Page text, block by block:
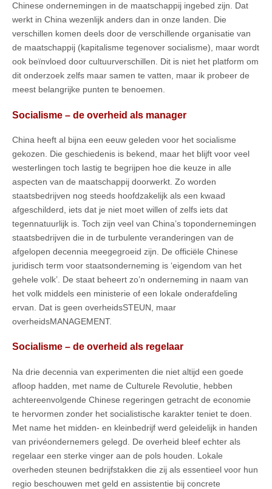
Chinese ondernemingen in de maatschappij ingebed zijn. Dat
werkt in China wezenlijk anders dan in onze landen. Die
verschillen komen deels door de verschillende organisatie van
de maatschappij (kapitalisme tegenover socialisme), maar wordt
ook beïnvloed door cultuurverschillen. Dit is niet het platform om
dit onderzoek zelfs maar samen te vatten, maar ik probeer de
meest belangrijke punten te benoemen.
Socialisme – de overheid als manager
China heeft al bijna een eeuw geleden voor het socialisme
gekozen. Die geschiedenis is bekend, maar het blijft voor veel
westerlingen toch lastig te begrijpen hoe die keuze in alle
aspecten van de maatschappij doorwerkt. Zo worden
staatsbedrijven nog steeds hoofdzakelijk als een kwaad
afgeschilderd, iets dat je niet moet willen of zelfs iets dat
tegennatuurlijk is. Toch zijn veel van China’s topondernemingen
staatsbedrijven die in de turbulente veranderingen van de
afgelopen decennia meegegroeid zijn. De officiële Chinese
juridisch term voor staatsonderneming is ‘eigendom van het
gehele volk’. De staat beheert zo’n onderneming in naam van
het volk middels een ministerie of een lokale onderafdeling
ervan. Dat is geen overheidsSTEUN, maar
overheidsMANAGEMENT.
Socialisme – de overheid als regelaar
Na drie decennia van experimenten die niet altijd een goede
afloop hadden, met name de Culturele Revolutie, hebben
achtereenvolgende Chinese regeringen getracht de economie
te hervormen zonder het socialistische karakter teniet te doen.
Met name het midden- en kleinbedrijf werd geleidelijk in handen
van privéondernemers gelegd. De overheid bleef echter als
regelaar een sterke vinger aan de pols houden. Lokale
overheden steunen bedrijfstakken die zij als essentieel voor hun
regio beschouwen met geld en assistentie bij concrete